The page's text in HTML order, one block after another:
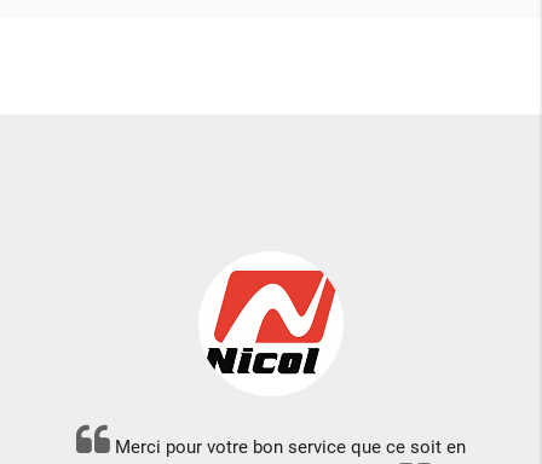
Merci pour votre bon service que ce soit en